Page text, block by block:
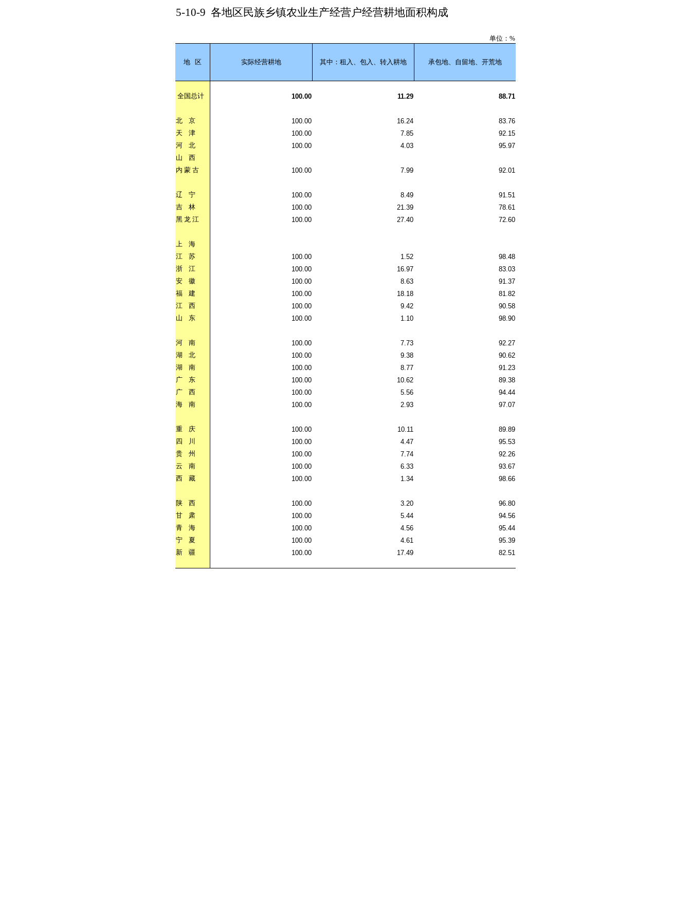
5-10-9 各地区民族乡镇农业生产经营户经营耕地面积构成
单位：%
地 区 实际经营耕地 其中：租入、包入、转入耕地 承包地、自留地、开荒地
全国总计 100.00 11.29 88.71
北 京 100.00 16.24
83.76
天
津 100.00 7.85
92.15
河
北 100.00 4.03
95.97
山
西
内 蒙 古 100.00 7.99 92.01
辽 宁 100.00 8.49
91.51
吉
林 100.00 21.39
78.61
黑 龙 江 100.00 27.40 72.60
上
海
江
苏 100.00 1.52
98.48
浙
江 100.00 16.97
83.03
安
徽 100.00 8.63
91.37
福
建 100.00 18.18
81.82
江
西 100.00 9.42
90.58
山
东 100.00 1.10 98.90
河 南 100.00 7.73
92.27
湖
北 100.00 9.38
90.62
湖
南 100.00 8.77
91.23
广
东 100.00 10.62
89.38
广
西 100.00 5.56
94.44
海
南 100.00 2.93 97.07
重 庆 100.00 10.11
89.89
四
川 100.00 4.47
95.53
贵
州 100.00 7.74
92.26
云
南 100.00 6.33
93.67
西
藏 100.00 1.34 98.66
陕 西 100.00 3.20
96.80
甘
肃 100.00 5.44
94.56
青
海 100.00 4.56
95.44
宁
夏 100.00 4.61
95.39
新
疆 100.00 17.49 82.51